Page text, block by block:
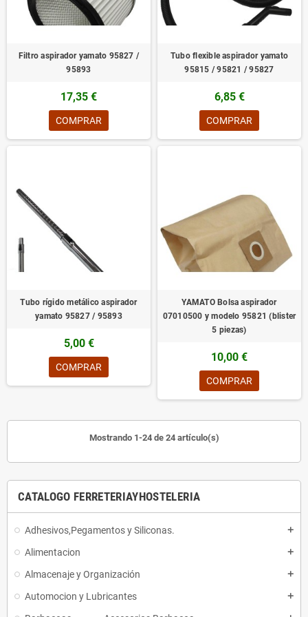
CATALOGO FERRETERIAYHOSTELERIA
Adhesivos,Pegamentos y Siliconas. add
Alimentacion add
Almacenaje y Organización add
Automocion y Lubricantes add
Filtro aspirador yamato 95827 /
95893
17,35 €
COMPRAR
Tubo flexible aspirador yamato
95815 / 95821 / 95827
6,85 €
COMPRAR
Tubo rígido metálico aspirador
yamato 95827 / 95893
5,00 €
COMPRAR
YAMATO Bolsa aspirador
07010500 y modelo 95821 (blister
5 piezas)
10,00 €
COMPRAR
Mostrando 1-24 de 24 artículo(s)